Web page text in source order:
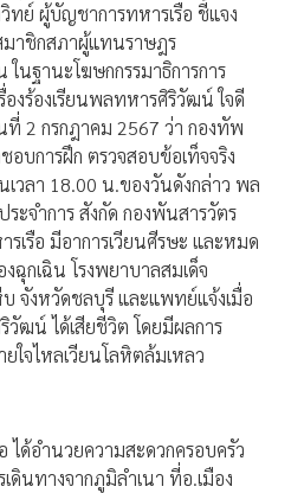
ทย์ ผู้บัญชาการทหารเรือ ชี้แจง
าชิกสภาผู้แทนราษฎร
ในฐานะโฆษกกรรมาธิการการ
งร้องเรียนพลทหารศิริวัฒน์ ใจดี
ที่ 2 กรกฎาคม 2567 ว่า กองทัพ
อบการฝึก ตรวจสอบข้อเท็จจริง
เวลา 18.00 น.ของวันดังกล่าว พล
ะจำการ สังกัด กองพันสารวัตร
รเรือ มีอาการเวียนศีรษะ และหมด
ฉุกเฉิน โรงพยาบาลสมเด็จ
จังหวัดชลบุรี และแพทย์แจ้งเมื่อ
ฒน์ ได้เสียชีวิต โดยมีผลการ
ใจไหลเวียนโลหิตล้มเหลว
ได้อำนวยความสะดวกครอบครัว
นทางจากภูมิลำเนา ที่อ.เมือง